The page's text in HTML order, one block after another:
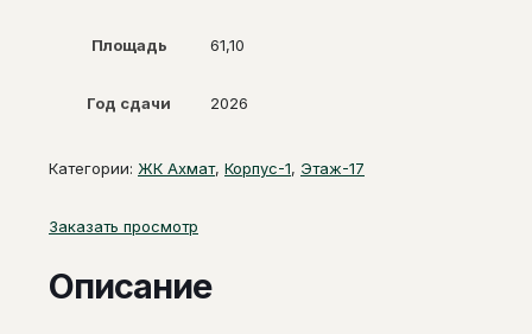
Площадь 61,10
Год сдачи 2026
Категории: ЖК Ахмат, Корпус-1, Этаж-17
Заказать просмотр
Описание